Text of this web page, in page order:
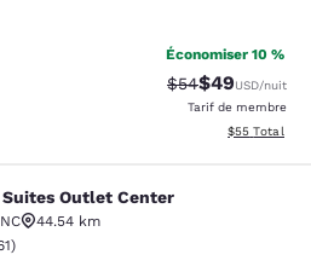
Économiser 10 %
Tarif barré :
$54Tarif réduit :
$49USD/nuit
Tarif de membre
Afficher les
$55 Total
Center
Outlet Center
NC
44.54 km
Excellent. 3561 commentaires
)